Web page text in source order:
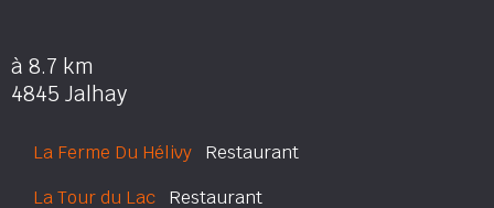
à 8.7 km
4845 Jalhay
La Ferme Du Hélivy Restaurant
La Tour du Lac Restaurant